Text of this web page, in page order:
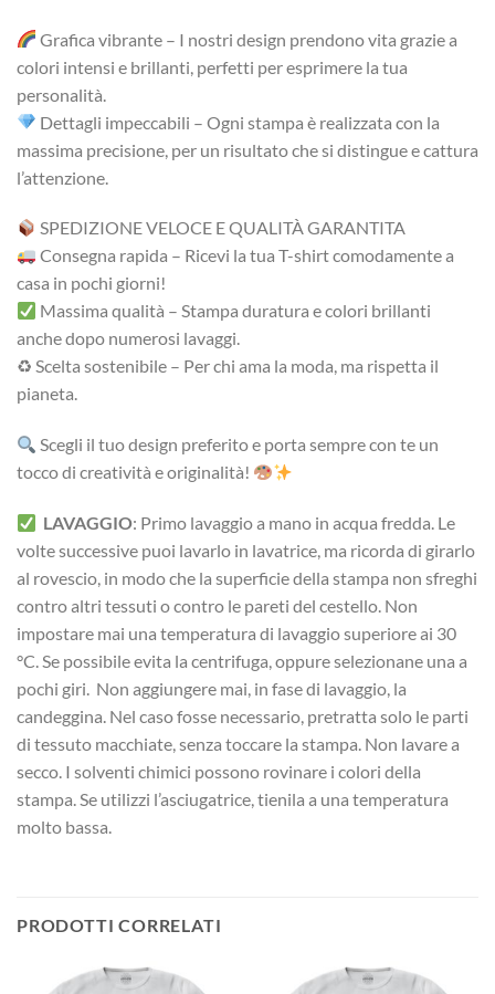
Grafica vibrante – I nostri design prendono vita grazie a
colori intensi e brillanti, perfetti per esprimere la tua
personalità.
Dettagli impeccabili – Ogni stampa è realizzata con la
massima precisione, per un risultato che si distingue e cattura
l’attenzione.
SPEDIZIONE VELOCE E QUALITÀ GARANTITA
Consegna rapida – Ricevi la tua T-shirt comodamente a
casa in pochi giorni!
Massima qualità – Stampa duratura e colori brillanti
anche dopo numerosi lavaggi.
♻ Scelta sostenibile – Per chi ama la moda, ma rispetta il
pianeta.
Scegli il tuo design preferito e porta sempre con te un
tocco di creatività e originalità!
LAVAGGIO: Primo lavaggio a mano in acqua fredda. Le
volte successive puoi lavarlo in lavatrice, ma ricorda di girarlo
al rovescio, in modo che la superficie della stampa non sfreghi
contro altri tessuti o contro le pareti del cestello. Non
impostare mai una temperatura di lavaggio superiore ai 30
°C. Se possibile evita la centrifuga, oppure selezionane una a
pochi giri. Non aggiungere mai, in fase di lavaggio, la
candeggina. Nel caso fosse necessario, pretratta solo le parti
di tessuto macchiate, senza toccare la stampa. Non lavare a
secco. I solventi chimici possono rovinare i colori della
stampa. Se utilizzi l’asciugatrice, tienila a una temperatura
molto bassa.
PRODOTTI CORRELATI